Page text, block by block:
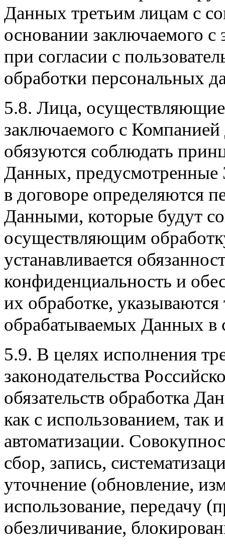
Данных третьим лицам с
основании заключаемого
при согласии с
обработки персональных
5.8. Лица,
заключаемого с
обязуются соблюдать
Данных, предусмотренные
в договоре определяются
Данными, которые будут
осуществляющим
устанавливается
конфиденциальность и
их обработке,
обрабатываемых Данных в
5.9. В целях исполнения
законодательства
обязательств обработка
как с использованием, так
автоматизации.
сбор, запись,
уточнение (обновление,
использование, передачу
обезличивание,